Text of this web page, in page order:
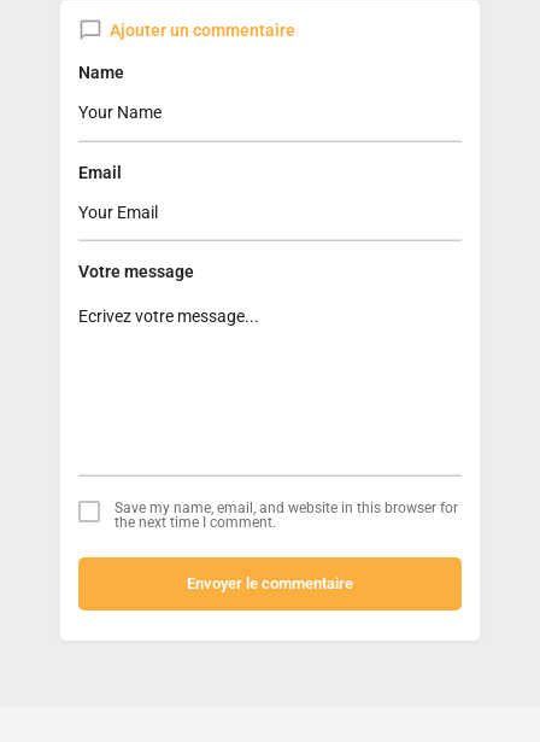
Ajouter un commentaire
Name
Email
Votre message
Save my name, email, and website in this browser for
the next time I comment.
Envoyer le commentaire